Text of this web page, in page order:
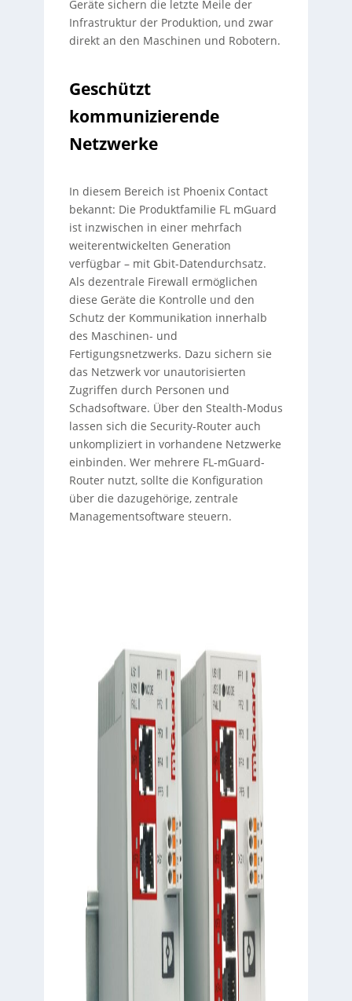
Geräte sichern die letzte Meile der
Infrastruktur der Produktion, und zwar
direkt an den Maschinen und Robotern.
Geschützt
kommunizierende
Netzwerke
In diesem Bereich ist Phoenix Contact
bekannt: Die Produktfamilie FL mGuard
ist inzwischen in einer mehrfach
weiterentwickelten Generation
verfügbar – mit Gbit-Datendurchsatz.
Als dezentrale Firewall ermöglichen
diese Geräte die Kontrolle und den
Schutz der Kommunikation innerhalb
des Maschinen- und
Fertigungsnetzwerks. Dazu sichern sie
das Netzwerk vor unautorisierten
Zugriffen durch Personen und
Schadsoftware. Über den Stealth-Modus
lassen sich die Security-Router auch
unkompliziert in vorhandene Netzwerke
einbinden. Wer mehrere FL-mGuard-
Router nutzt, sollte die Konfiguration
über die dazugehörige, zentrale
Managementsoftware steuern.